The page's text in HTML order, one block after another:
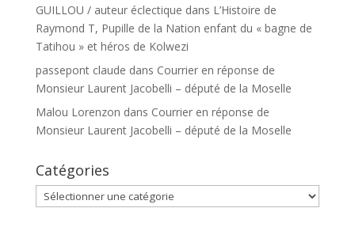
GUILLOU / auteur éclectique dans L’Histoire de
Raymond T, Pupille de la Nation enfant du « bagne de
Tatihou » et héros de Kolwezi
passepont claude dans Courrier en réponse de
Monsieur Laurent Jacobelli – député de la Moselle
Malou Lorenzon dans Courrier en réponse de
Monsieur Laurent Jacobelli – député de la Moselle
Catégories
Catégories